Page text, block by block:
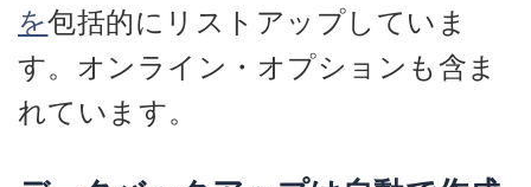
を包括的にリストアップしていま
す。オンライン・オプションも含ま
れています。